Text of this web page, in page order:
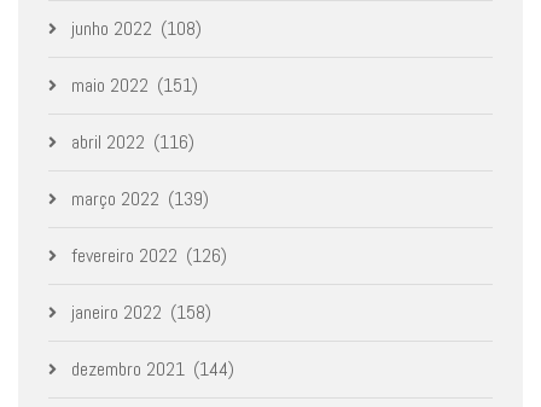
junho 2022 (108)
maio 2022 (151)
abril 2022 (116)
março 2022 (139)
fevereiro 2022 (126)
janeiro 2022 (158)
dezembro 2021 (144)